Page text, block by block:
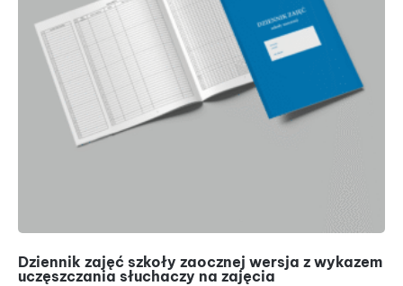
Dziennik zajęć szkoły zaocznej wersja z wykazem
uczęszczania słuchaczy na zajęcia